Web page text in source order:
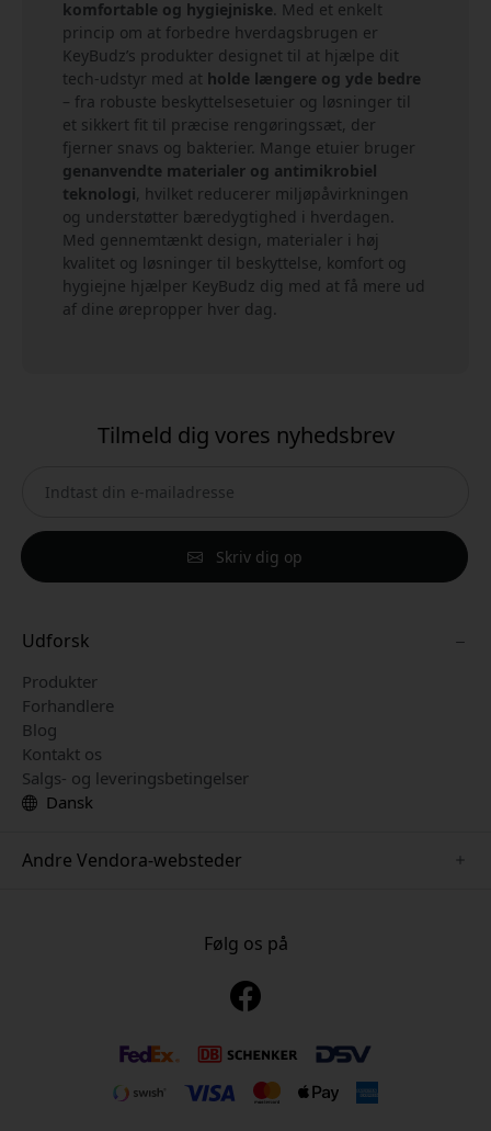
komfortable og hygiejniske. Med et enkelt
princip om at forbedre hverdagsbrugen er
KeyBudz’s produkter designet til at hjælpe dit
tech-udstyr med at holde længere og yde bedre
– fra robuste beskyttelsesetuier og løsninger til
et sikkert fit til præcise rengøringssæt, der
fjerner snavs og bakterier. Mange etuier bruger
genanvendte materialer og antimikrobiel
teknologi, hvilket reducerer miljøpåvirkningen
og understøtter bæredygtighed i hverdagen.
Med gennemtænkt design, materialer i høj
kvalitet og løsninger til beskyttelse, komfort og
hygiejne hjælper KeyBudz dig med at få mere ud
af dine ørepropper hver dag.
Tilmeld dig vores nyhedsbrev
Skriv dig op
Udforsk
Produkter
Forhandlere
Blog
Kontakt os
Salgs- og leveringsbetingelser
Dansk
Andre Vendora-websteder
www.myfirst.se
Følg os på